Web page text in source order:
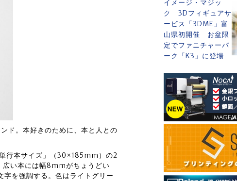
ド。本好きのために、本と人との
行本サイズ」（30×185mm）の2
い本には幅8mmがちょうどい
字を強調する。色はライトグリー
イメージ・マジッ
ク 3Dフィギュアサ
ービス「3DME」富
山県初開催 お盆限
定でファニチャーパ
ーク「K3」に登場